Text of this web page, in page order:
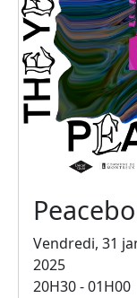
Vendredi, 31
2025
20H30 - 01H00